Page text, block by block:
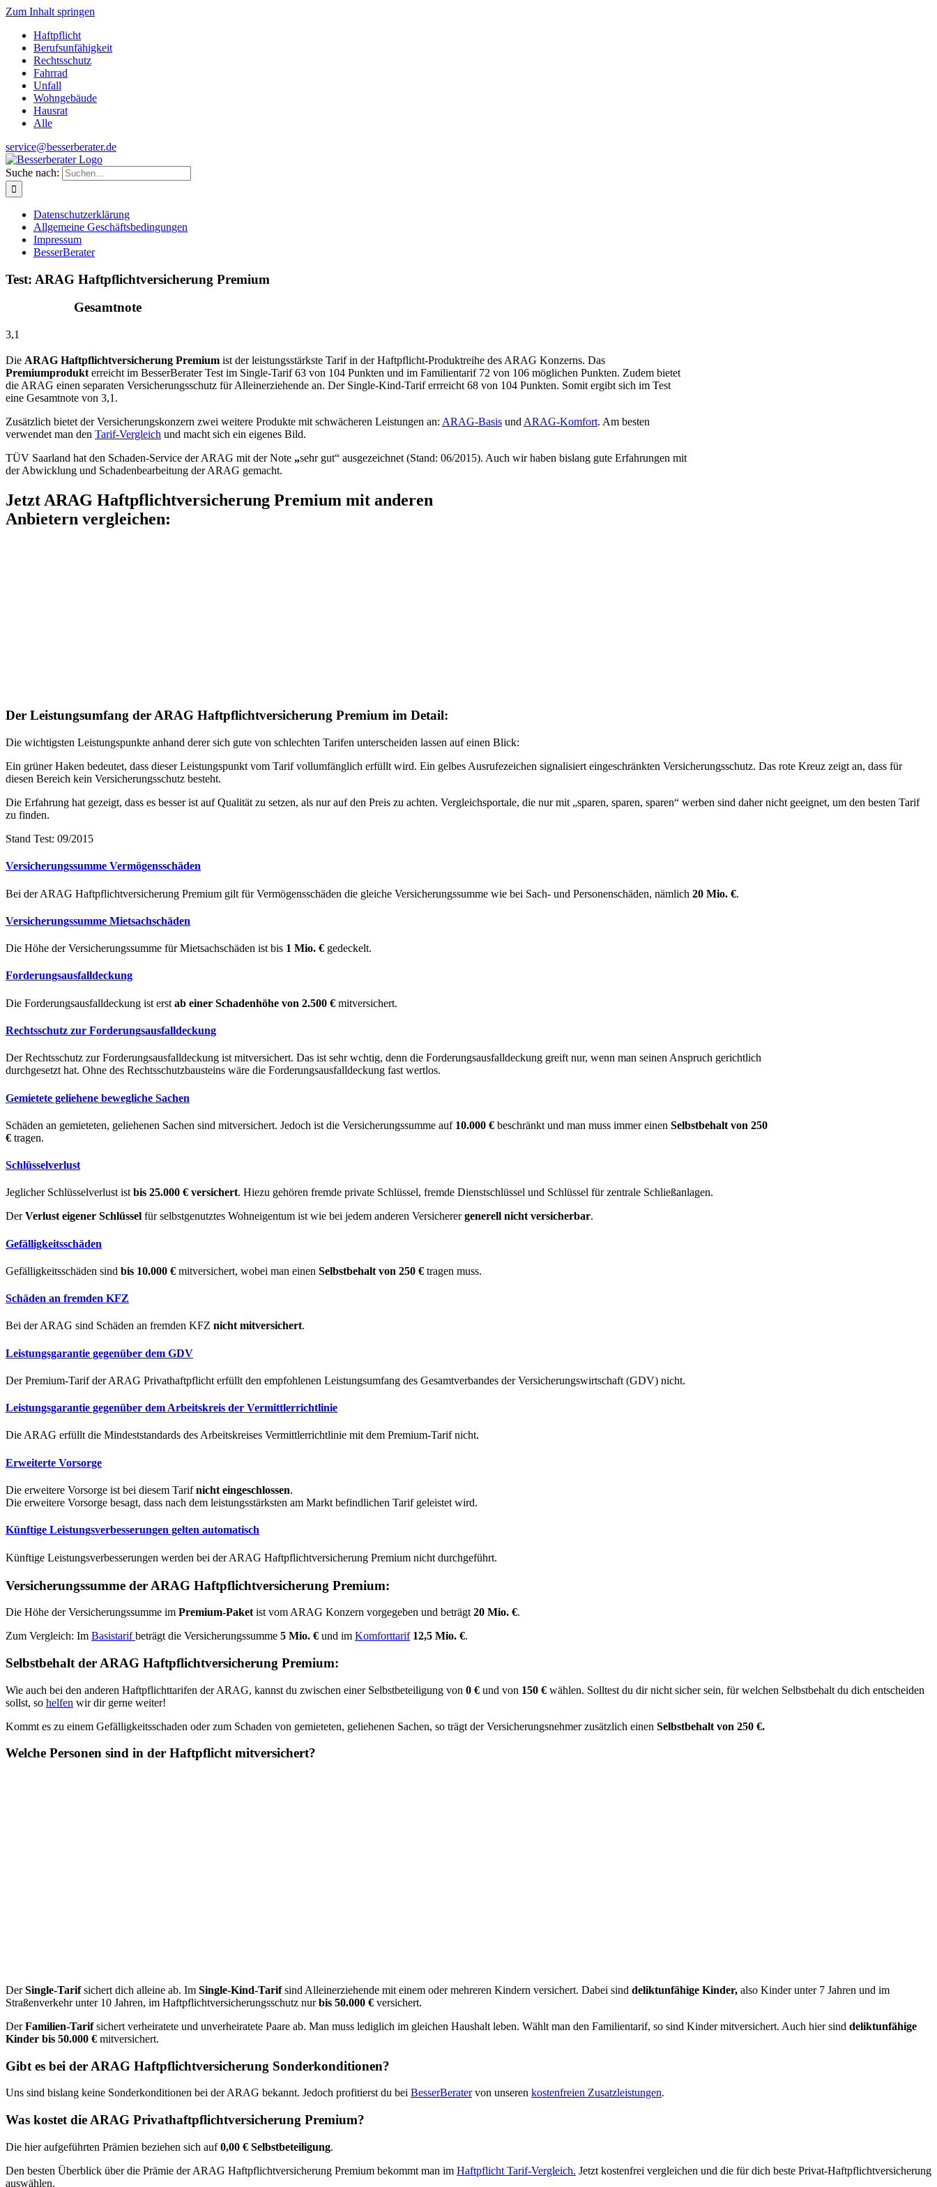
Zum Inhalt springen
Haftpflicht
Berufsunfähigkeit
Rechtsschutz
Fahrrad
Unfall
Wohngebäude
Hausrat
Alle
service@besserberater.de
Suche nach:
Datenschutzerklärung
Allgemeine Geschäftsbedingungen
Impressum
BesserBerater
Test: ARAG Haftpflichtversicherung Premium
Gesamtnote
3,1
Die ARAG Haftpflichtversicherung Premium ist der leistungsstärkste Tarif in der Haftpflicht-Produktreihe des ARAG Konzerns. Das
Premiumprodukt erreicht im BesserBerater Test im Single-Tarif 63 von 104 Punkten und im Familientarif 72 von 106 möglichen Punkten. Zudem bietet
die ARAG einen separaten Versicherungsschutz für Alleinerziehende an. Der Single-Kind-Tarif errreicht 68 von 104 Punkten. Somit ergibt sich im Test
eine Gesamtnote von 3,1.
Zusätzlich bietet der Versicherungskonzern zwei weitere Produkte mit schwächeren Leistungen an: ARAG-Basis und ARAG-Komfort. Am besten
verwendet man den Tarif-Vergleich und macht sich ein eigenes Bild.
TÜV Saarland hat den Schaden-Service der ARAG mit der Note „sehr gut“ ausgezeichnet (Stand: 06/2015). Auch wir haben bislang gute Erfahrungen mit
der Abwicklung und Schadenbearbeitung der ARAG gemacht.
Jetzt ARAG Haftpflichtversicherung Premium mit anderen
Anbietern vergleichen:
Der Leistungsumfang der ARAG Haftpflichtversicherung Premium im Detail:
Die wichtigsten Leistungspunkte anhand derer sich gute von schlechten Tarifen unterscheiden lassen auf einen Blick:
Ein grüner Haken bedeutet, dass dieser Leistungspunkt vom Tarif vollumfänglich erfüllt wird. Ein gelbes Ausrufezeichen signalisiert eingeschränkten Versicherungsschutz. Das rote Kreuz zeigt an, dass für
diesen Bereich kein Versicherungsschutz besteht.
Die Erfahrung hat gezeigt, dass es besser ist auf Qualität zu setzen, als nur auf den Preis zu achten. Vergleichsportale, die nur mit „sparen, sparen, sparen“ werben sind daher nicht geeignet, um den besten Tarif
zu finden.
Stand Test: 09/2015
Versicherungssumme Vermögensschäden
Bei der ARAG Haftpflichtversicherung Premium gilt für Vermögensschäden die gleiche Versicherungssumme wie bei Sach- und Personenschäden, nämlich 20 Mio. €.
Versicherungssumme Mietsachschäden
Die Höhe der Versicherungssumme für Mietsachschäden ist bis 1 Mio. € gedeckelt.
Forderungsausfalldeckung
Die Forderungsausfalldeckung ist erst ab einer Schadenhöhe von 2.500 € mitversichert.
Rechtsschutz zur Forderungsausfalldeckung
Der Rechtsschutz zur Forderungsausfalldeckung ist mitversichert. Das ist sehr wchtig, denn die Forderungsausfalldeckung greift nur, wenn man seinen Anspruch gerichtlich
durchgesetzt hat. Ohne des Rechtsschutzbausteins wäre die Forderungsausfalldeckung fast wertlos.
Gemietete geliehene bewegliche Sachen
Schäden an gemieteten, geliehenen Sachen sind mitversichert. Jedoch ist die Versicherungssumme auf 10.000 € beschränkt und man muss immer einen Selbstbehalt von 250
€ tragen.
Schlüsselverlust
Jeglicher Schlüsselverlust ist bis 25.000 € versichert. Hiezu gehören fremde private Schlüssel, fremde Dienstschlüssel und Schlüssel für zentrale Schließanlagen.
DerVerlust eigener Schlüssel für selbstgenutztes Wohneigentum ist wie bei jedem anderen Versicherergenerell nicht versicherbar.
Gefälligkeitsschäden
Gefälligkeitsschäden sind bis 10.000 € mitversichert, wobei man einen Selbstbehalt von 250 € tragen muss.
Schäden an fremden KFZ
Bei der ARAG sind Schäden an fremden KFZ nicht mitversichert.
Leistungsgarantie gegenüber dem GDV
Der Premium-Tarif der ARAG Privathaftpflicht erfüllt den empfohlenen Leistungsumfang des Gesamtverbandes der Versicherungswirtschaft (GDV) nicht.
Leistungsgarantie gegenüber dem Arbeitskreis der Vermittlerrichtlinie
Die ARAG erfüllt die Mindeststandards des Arbeitskreises Vermittlerrichtlinie mit dem Premium-Tarif nicht.
Erweiterte Vorsorge
Die erweitere Vorsorge ist bei diesem Tarifnicht eingeschlossen.
Die erweitere Vorsorge besagt, dass nach dem leistungsstärksten am Markt befindlichen Tarif geleistet wird.
Künftige Leistungsverbesserungen gelten automatisch
Künftige Leistungsverbesserungen werden bei der ARAG Haftpflichtversicherung Premium nicht durchgeführt.
Versicherungssumme der ARAG Haftpflichtversicherung Premium:
Die Höhe der Versicherungssumme im Premium-Paket ist vom ARAG Konzern vorgegeben und beträgt 20 Mio. €.
Zum Vergleich: Im Basistarifbeträgt die Versicherungssumme 5 Mio. € und im Komforttarif 12,5 Mio. €.
Selbstbehalt der ARAG Haftpflichtversicherung Premium:
Wie auch bei den anderen Haftpflichttarifen der ARAG, kannst du zwischen einer Selbstbeteiligung von 0 € und von 150 € wählen. Solltest du dir nicht sicher sein, für welchen Selbstbehalt du dich entscheiden
sollst, so helfen wir dir gerne weiter!
Kommt es zu einem Gefälligkeitsschaden oder zum Schaden von gemieteten, geliehenen Sachen, so trägt der Versicherungsnehmer zusätzlich einen Selbstbehalt von 250 €.
Welche Personen sind in der Haftpflicht mitversichert?
DerSingle-Tarifsichert dich alleine ab. Im Single-Kind-Tarifsind Alleinerziehende mit einem oder mehreren Kindern versichert. Dabei sind deliktunfähige Kinder, also Kinder unter 7 Jahren und im
Straßenverkehr unter 10 Jahren, im Haftpflichtversicherungsschutz nurbis 50.000 € versichert.
DerFamilien-Tarifsichert verheiratete und unverheiratete Paare ab. Man muss lediglich im gleichen Haushalt leben. Wählt man den Familientarif, so sind Kinder mitversichert. Auch hier sind deliktunfähige
Kinder bis 50.000 € mitversichert.
Gibt es bei der ARAG Haftpflichtversicherung Sonderkonditionen?
Uns sind bislang keine Sonderkonditionen bei der ARAG bekannt. Jedoch profitierst du bei BesserBeratervon unseren kostenfreien Zusatzleistungen.
Was kostet die ARAG Privathaftpflichtversicherung Premium?
Die hier aufgeführten Prämien beziehen sich auf0,00 € Selbstbeteiligung.
Den besten Überblick über die Prämie der ARAG Haftpflichtversicherung Premium bekommt man im Haftpflicht Tarif-Vergleich. Jetzt kostenfrei vergleichen und die für dich beste Privat-Haftpflichtversicherung
auswählen.